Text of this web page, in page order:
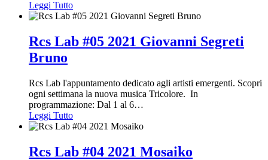
Leggi Tutto
Rcs Lab #05 2021 Giovanni Segreti
Bruno
Rcs Lab l'appuntamento dedicato agli artisti emergenti. Scopri
ogni settimana la nuova musica Tricolore. In
programmazione: Dal 1 al 6…
Leggi Tutto
Rcs Lab #04 2021 Mosaiko